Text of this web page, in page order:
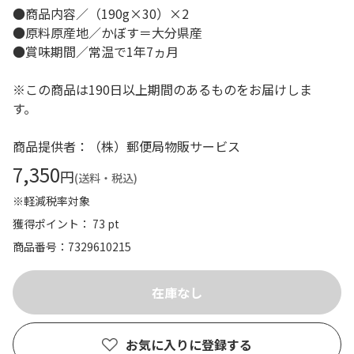
●商品内容／（190g×30）×2
●原料原産地／かぼす＝大分県産
●賞味期間／常温で1年7ヵ月
※この商品は190日以上期間のあるものをお届けしま
す。
商品提供者：（株）郵便局物販サービス
7,350円(送料・税込)
※軽減税率対象
獲得ポイント： 73 pt
商品番号
7329610215
お気に入りに登録する